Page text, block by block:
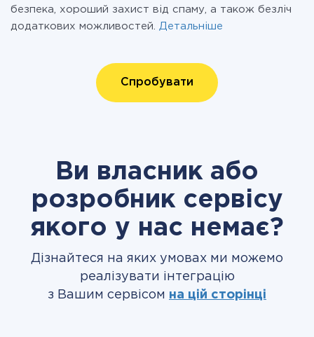
безпека, хороший захист від спаму, а також безліч
додаткових можливостей. Детальніше
Спробувати
Ви власник або
розробник сервісу
якого у нас немає?
Дізнайтеся на яких умовах ми можемо
реалізувати інтеграцію
з Вашим сервісом на цій сторінці